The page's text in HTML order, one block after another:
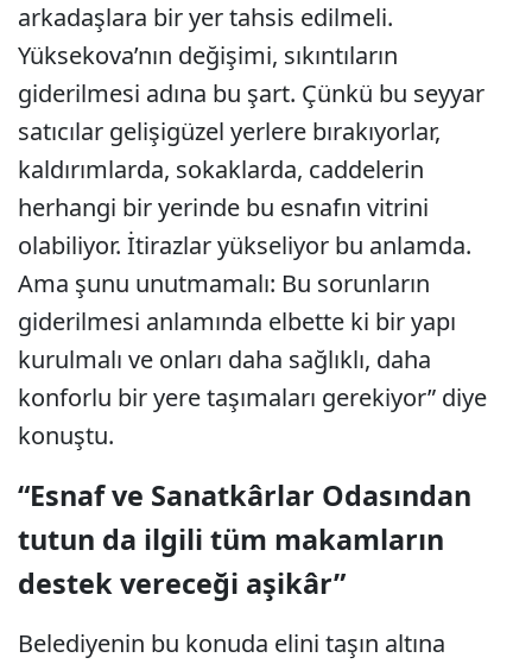
arkadaşlara bir yer tahsis edilmeli.
Yüksekova’nın değişimi, sıkıntıların
giderilmesi adına bu şart. Çünkü bu seyyar
satıcılar gelişigüzel yerlere bırakıyorlar,
kaldırımlarda, sokaklarda, caddelerin
herhangi bir yerinde bu esnafın vitrini
olabiliyor. İtirazlar yükseliyor bu anlamda.
Ama şunu unutmamalı: Bu sorunların
giderilmesi anlamında elbette ki bir yapı
kurulmalı ve onları daha sağlıklı, daha
konforlu bir yere taşımaları gerekiyor” diye
konuştu.
“Esnaf ve Sanatkârlar Odasından
tutun da ilgili tüm makamların
destek vereceği aşikâr”
Belediyenin bu konuda elini taşın altına